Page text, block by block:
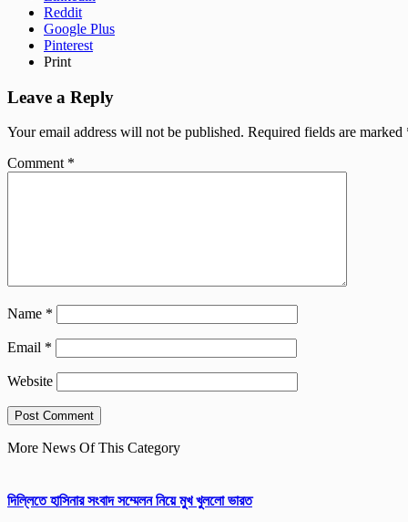
Reddit
Google Plus
Pinterest
Print
Leave a Reply
Your email address will not be published. Required fields are marked
Comment *
Name *
Email *
Website
More News Of This Category
দিল্লিতে হাসিনার সংবাদ সম্মেলন নিয়ে মুখ খুললো ভারত